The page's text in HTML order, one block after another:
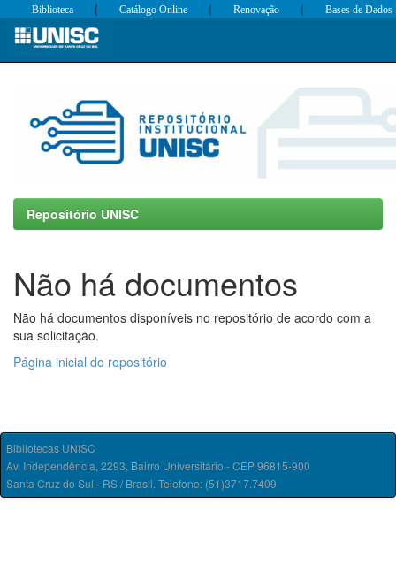
Skip
Biblioteca | Catálogo Online | Renovação | Bases de Dados
Repositório UNISC
Não há documentos
Não há documentos disponíveis no repositório de acordo com a
sua solicitação.
Página inicial do repositório
Bibliotecas UNISC
Av. Independência, 2293, Bairro Universitário - CEP 96815-900
Santa Cruz do Sul - RS / Brasil. Telefone: (51)3717.7409